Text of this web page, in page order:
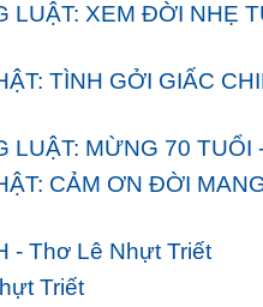
LUẬT: XEM ĐỜI NHẸ
TÌNH GỞI GIẤC
LUẬT: MỪNG 70 TUỔI
CẢM ƠN ĐỜI
- Thơ Lê Nhựt Triết
Triết